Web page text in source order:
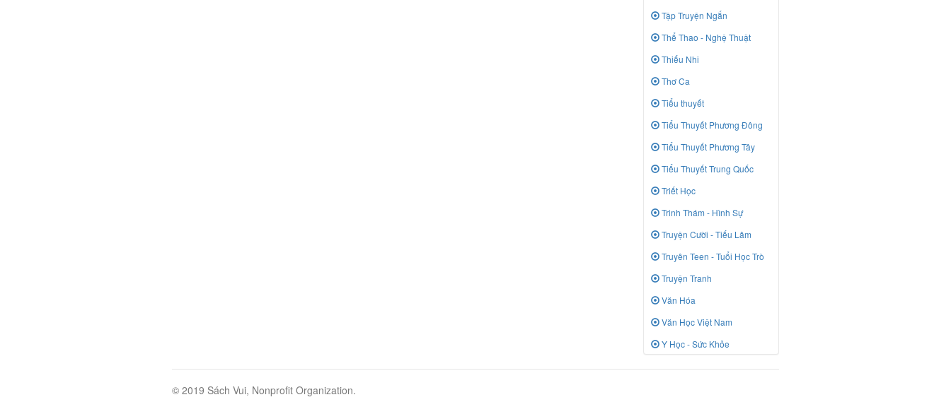
Tập Truyện Ngắn
Thể Thao - Nghệ Thuật
Thiếu Nhi
Thơ Ca
Tiểu thuyết
Tiểu Thuyết Phương Đông
Tiểu Thuyết Phương Tây
Tiểu Thuyết Trung Quốc
Triết Học
Trinh Thám - Hình Sự
Truyện Cười - Tiếu Lâm
Truyên Teen - Tuổi Học Trò
Truyện Tranh
Văn Hóa
Văn Học Việt Nam
Y Học - Sức Khỏe
© 2019 Sách Vui, Nonprofit Organization.